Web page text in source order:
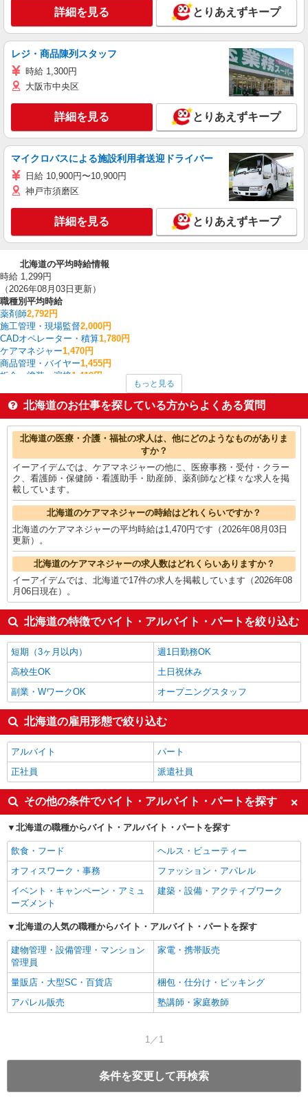
詳細を見る とりあえずキープ
レジ・商品陳列スタッフ
時給 1,300円
大阪市中央区
詳細を見る とりあえずキープ
マイクロバスによる施設利用者送迎ドライバー
日給 10,900円〜10,900円
神戸市須磨区
詳細を見る とりあえずキープ
北海道の平均時給情報
時給 1,299円
（2026年08月03日更新）
職種別平均時給
薬剤師2,792円
施工管理・現場監督2,000円
CADオペレーター・積算1,780円
ケアマネジャー1,470円
商品管理・バイヤー1,455円
板金・塗装・溶接1,419円
イベント・キャンペーン1,400円
幼稚園教諭1,400円
エステ・リフレクソロジー1,400円
北海道の他の職種の平均時給を見る
もっと見る
北海道のお仕事を探している方からよくある質問
北海道の医療・介護・福祉の求人は、他にどのようなものがありま
すか？
イーアイデムでは、ケアマネジャーの他に、医療事務・受付・クラー
ク、看護師・保健師・看護助手・助産師、薬剤師など様々な求人を掲
載しています。
北海道のケアマネジャーの時給はどれくらいですか？
北海道のケアマネジャーの平均時給は1,470円です（2026年08月03日
更新）。
北海道のケアマネジャーの求人数はどれくらいありますか？
イーアイデムでは、北海道で17件の求人を掲載しています（2026年08
月06日現在）。
北海道の特徴でバイト・アルバイト・パートを絞り込む
短期（3ヶ月以内）
週1日勤務OK
高校生OK
土日祝休み
副業・WワークOK
オープニングスタッフ
北海道の雇用形態で絞り込む
アルバイト
パート
正社員
派遣社員
その他の条件でバイト・アルバイト・パートを探す
北海道の職種からバイト・アルバイト・パートを探す
飲食・フード
ヘルス・ビューティー
オフィスワーク・事務
ファッション・アパレル
イベント・キャンペーン・アミュ
ーズメント
建築・設備・アクティブワーク
北海道の人気の職種からバイト・アルバイト・パートを探す
建物管理・設備管理・マンション
管理員
家電・携帯販売
量販店・大型SC・百貨店
梱包・仕分け・ピッキング
アパレル販売
塾講師・家庭教師
1／1
条件を変更して再検索